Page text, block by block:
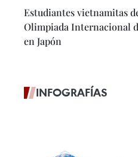
Estudiantes vietnamitas
Olimpiada Internacional
en Japón
INFOGRAFÍAS